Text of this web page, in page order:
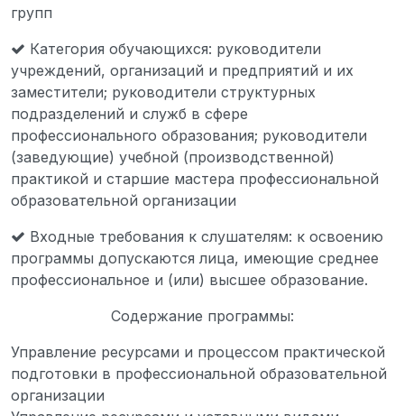
групп
Категория обучающихся: руководители
учреждений, организаций и предприятий и их
заместители; руководители структурных
подразделений и служб в сфере
профессионального образования; руководители
(заведующие) учебной (производственной)
практикой и старшие мастера профессиональной
образовательной организации
Входные требования к слушателям: к освоению
программы допускаются лица, имеющие среднее
профессиональное и (или) высшее образование.
Содержание программы:
Управление ресурсами и процессом практической
подготовки в профессиональной образовательной
организации